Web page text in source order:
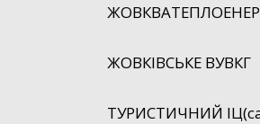
ЖОВКІВСЬКЕ ВУВКГ
ТУРИСТИЧНИЙ